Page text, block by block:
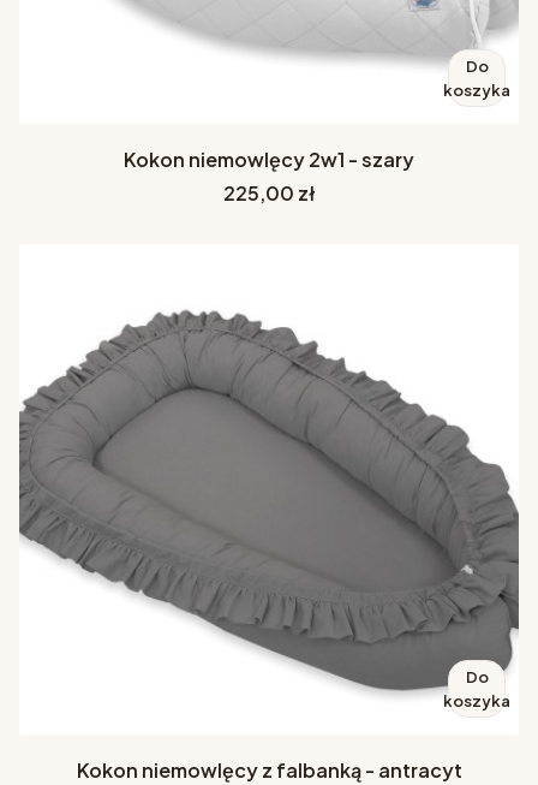
Do
koszyka
Kokon niemowlęcy 2w1 - szary
Cena
225,00 zł
Do
koszyka
Kokon niemowlęcy z falbanką - antracyt